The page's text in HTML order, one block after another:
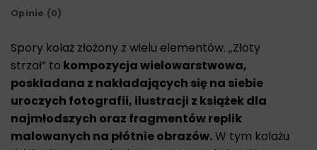
Opinie (0)
Spory kolaż złożony z wielu elementów. „Złoty
strzał” to kompozycja wielowarstwowa,
poskładana z nakładających się na siebie
uroczych fotografii, ilustracji z książek dla
najmłodszych oraz fragmentów replik
malowanych na płótnie obrazów.W tym kolażu